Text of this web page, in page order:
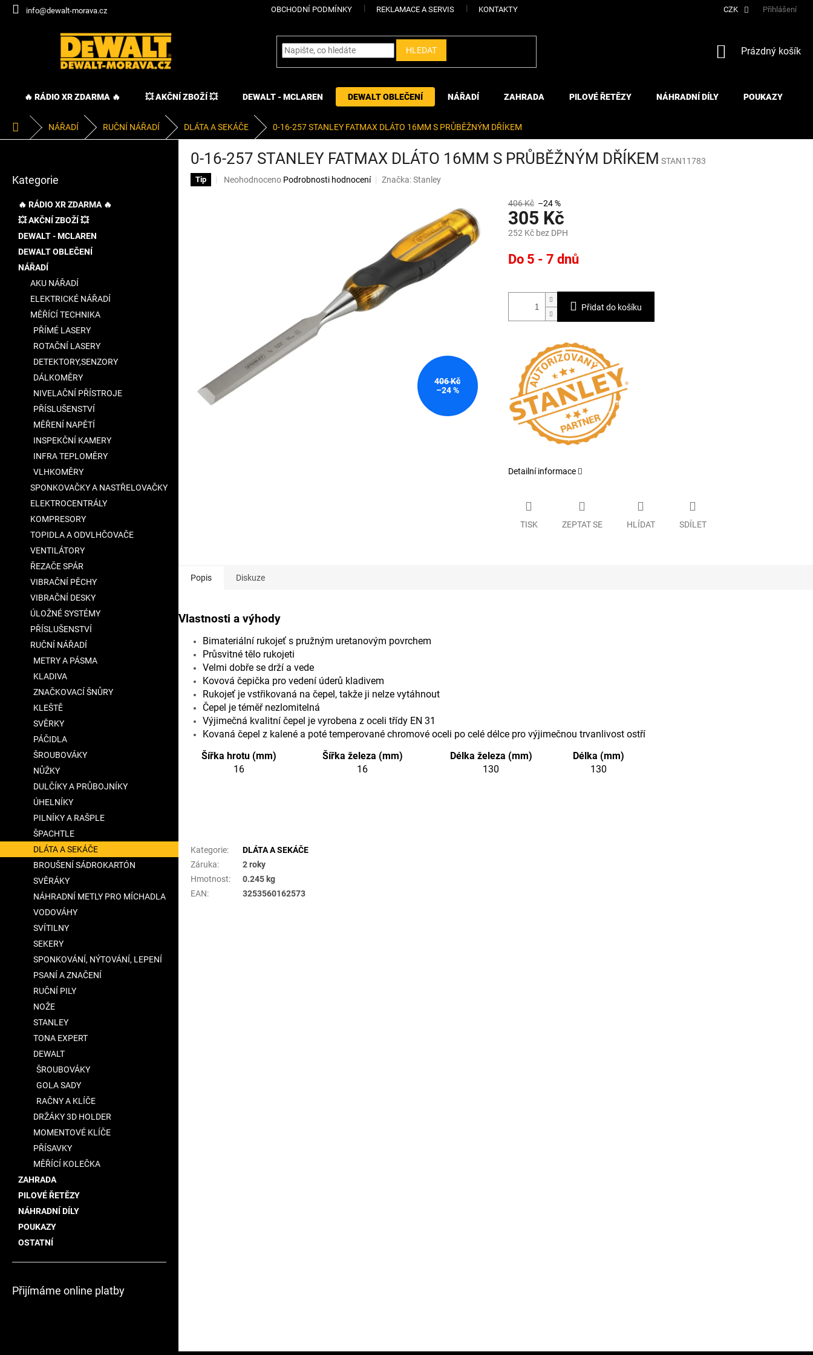
Přejít
info@dewalt-morava.cz OBCHODNÍ PODMÍNKY REKLAMACE A SERVIS KONTAKTY CZK Přihlášení
HLEDAT
NÁKUPNÍ
Prázdný košík
🔥 RÁDIO XR ZDARMA 🔥 💥 AKČNÍ ZBOŽÍ 💥 DEWALT - MCLAREN DEWALT OBLEČENÍ NÁŘADÍ ZAHRADA PILOVÉ ŘETĚZY NÁHRADNÍ DÍLY POUKAZY
Domů NÁŘADÍ RUČNÍ NÁŘADÍ DLÁTA A SEKÁČE 0-16-257 STANLEY FATMAX DLÁTO 16MM S PRŮBĚŽNÝM DŘÍKEM
kategorie
Kategorie
🔥 RÁDIO XR ZDARMA 🔥
💥 AKČNÍ ZBOŽÍ 💥
DEWALT - MCLAREN
DEWALT OBLEČENÍ
NÁŘADÍ
AKU NÁŘADÍ
ELEKTRICKÉ NÁŘADÍ
MĚŘÍCÍ TECHNIKA
PŘÍMÉ LASERY
ROTAČNÍ LASERY
DETEKTORY,SENZORY
DÁLKOMĚRY
NIVELAČNÍ PŘÍSTROJE
PŘÍSLUŠENSTVÍ
MĚŘENÍ NAPĚTÍ
INSPEKČNÍ KAMERY
INFRA TEPLOMĚRY
VLHKOMĚRY
SPONKOVAČKY A NASTŘELOVAČKY
ELEKTROCENTRÁLY
KOMPRESORY
TOPIDLA A ODVLHČOVAČE
VENTILÁTORY
ŘEZAČE SPÁR
VIBRAČNÍ PĚCHY
VIBRAČNÍ DESKY
ÚLOŽNÉ SYSTÉMY
PŘÍSLUŠENSTVÍ
RUČNÍ NÁŘADÍ
METRY A PÁSMA
KLADIVA
ZNAČKOVACÍ ŠNŮRY
KLEŠTĚ
SVĚRKY
PÁČIDLA
ŠROUBOVÁKY
NŮŽKY
DULČÍKY A PRŮBOJNÍKY
ÚHELNÍKY
PILNÍKY A RAŠPLE
ŠPACHTLE
DLÁTA A SEKÁČE
BROUŠENÍ SÁDROKARTÓN
SVĚRÁKY
NÁHRADNÍ METLY PRO MÍCHADLA
VODOVÁHY
SVÍTILNY
SEKERY
SPONKOVÁNÍ, NÝTOVÁNÍ, LEPENÍ
PSANÍ A ZNAČENÍ
RUČNÍ PILY
NOŽE
STANLEY
TONA EXPERT
DEWALT
ŠROUBOVÁKY
GOLA SADY
RAČNY A KLÍČE
DRŽÁKY 3D HOLDER
MOMENTOVÉ KLÍČE
PŘÍSAVKY
MĚŘÍCÍ KOLEČKA
ZAHRADA
PILOVÉ ŘETĚZY
NÁHRADNÍ DÍLY
POUKAZY
OSTATNÍ
Přijímáme online platby
0-16-257 STANLEY FATMAX DLÁTO 16MM S PRŮBĚŽNÝM DŘÍKEM STAN11783
Tip
Průměrné
Neohodnoceno Podrobnosti hodnocení Značka:Stanley
406 Kč
–24 %
406 Kč –24 %
305 Kč
252 Kč bez DPH
cena:
Do 5 - 7 dnů
Přidat do košíku
Detailní informace
TISK ZEPTAT SE HLÍDAT SDÍLET
Popis Diskuze
Vlastnosti a výhody
Bimateriální rukojeť s pružným uretanovým povrchem
Průsvitné tělo rukojeti
Velmi dobře se drží a vede
Kovová čepička pro vedení úderů kladivem
Rukojeť je vstřikovaná na čepel, takže ji nelze vytáhnout
Čepel je téměř nezlomitelná
Výjimečná kvalitní čepel je vyrobena z oceli třídy EN 31
Kovaná čepel z kalené a poté temperované chromové oceli po celé délce pro výjimečnou trvanlivost ostří
Šířka hrotu (mm)
Šířka železa (mm) Délka železa (mm)
Délka (mm)
16
16 130 130
Kategorie:
DLÁTA A SEKÁČE
Záruka:
2 roky
Hmotnost:
0.245 kg
EAN: 3253560162573